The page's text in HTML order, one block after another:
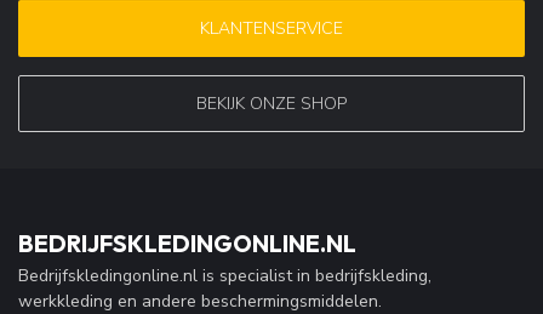
KLANTENSERVICE
BEKIJK ONZE SHOP
BEDRIJFSKLEDINGONLINE.NL
Bedrijfskledingonline.nl is specialist in bedrijfskleding,
werkkleding en andere beschermingsmiddelen.